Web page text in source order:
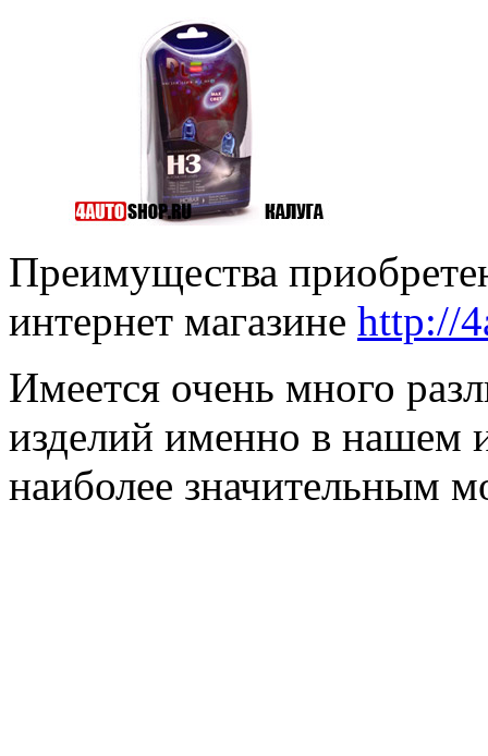
Преимущества
интернет магазине http://
Имеется очень много
изделий именно в нашем
наиболее значительным